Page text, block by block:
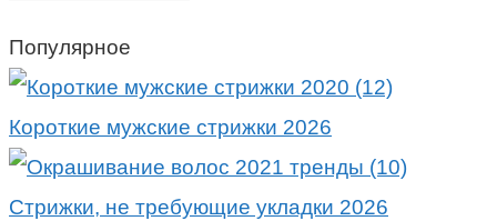
Популярное
Короткие мужские стрижки 2026
Стрижки, не требующие укладки 2026